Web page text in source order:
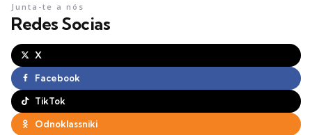
Redes Socias
Junta-te a nós
X
Facebook
TikTok
Odnoklassniki